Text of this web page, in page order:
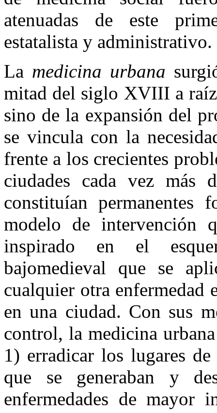
atenuadas de este
estatalista y administrativo.
La medicina urbana
mitad del siglo XVIII a
sino de la expansión del
se vincula con la
frente a los crecientes
ciudades cada vez más
constituían permanentes
modelo de intervención
inspirado en el
bajomedieval que se
cualquier otra enfermedad
en una ciudad. Con sus
control, la medicina
1) erradicar los lugares
que se generaban y
enfermedades de mayor